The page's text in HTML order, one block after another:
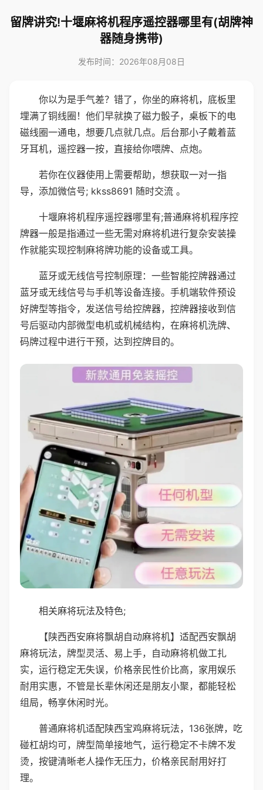
留牌讲究!十堰麻将机程序遥控器哪里有(胡牌神
器随身携带)
发布时间：2026年08月08日
你以为是手气差？错了，你坐的麻将机，底板里
埋满了铜线圈！他们早就换了磁力骰子，桌板下的电
磁线圈一通电，想要几点就几点。后台那小子戴着蓝
牙耳机，遥控器一按，直接给你喂牌、点炮。
若你在仪器使用上需要帮助，想获取一对一指
导，添加微信号; kkss8691 随时交流 。
十堰麻将机程序遥控器哪里有;普通麻将机程序控
牌器一般是指通过一些无需对麻将机进行复杂安装操
作就能实现控制麻将牌功能的设备或工具。
蓝牙或无线信号控制原理：一些智能控牌器通过
蓝牙或无线信号与手机等设备连接。手机端软件预设
好牌型等指令，发送信号给控牌器，控牌器接收到信
号后驱动内部微型电机或机械结构，在麻将机洗牌、
码牌过程中进行干预，达到控牌目的。
相关麻将玩法及特色;
【陕西西安麻将飘胡自动麻将机】适配西安飘胡
麻将玩法，牌型灵活、易上手，自动麻将机做工扎
实，运行稳定无失误，价格亲民性价比高，家用娱乐
耐用实惠，不管是长辈休闲还是朋友小聚，都能轻松
组局，畅享休闲时光。
普通麻将机适配陕西宝鸡麻将玩法，136张牌，吃
碰杠胡均可，牌型简单接地气，运行稳定不卡牌不发
烫，按键清晰老人操作无压力，价格亲民耐用好打
理。